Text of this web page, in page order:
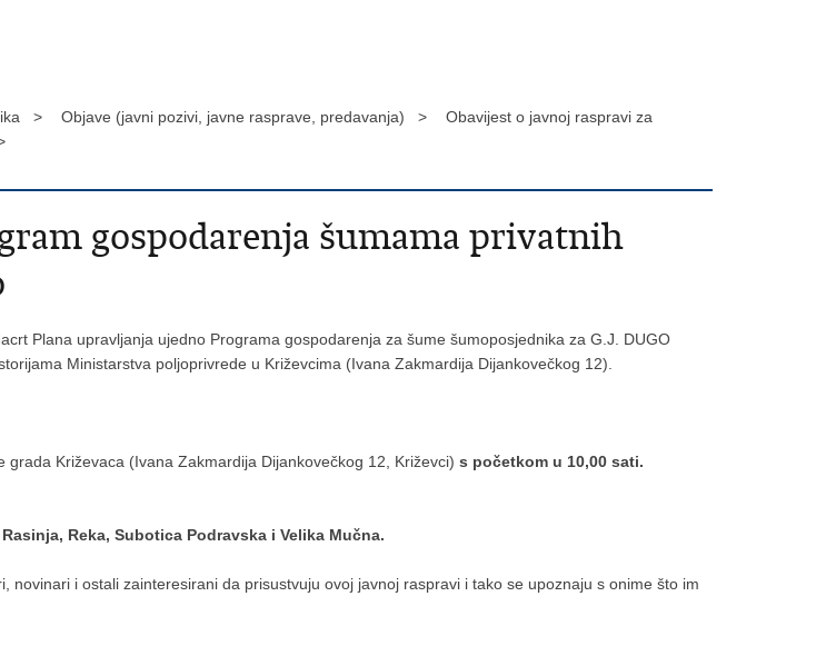
> Objave (javni pozivi, javne rasprave, predavanja) >
Obavijest o javnoj raspravi za
gospodarenja šumama privatnih
Plana upravljanja ujedno Programa gospodarenja za šume šumoposjednika za G.J. DUGO
Ministarstva poljoprivrede u Križevcima (Ivana Zakmardija Dijankovečkog 12).
grada Križevaca (Ivana Zakmardija Dijankovečkog 12, Križevci) s početkom u 10,00 sati.
Rasinja, Reka, Subotica Podravska i Velika Mučna.
i ostali zainteresirani da prisustvuju ovoj javnoj raspravi i tako se upoznaju s onime što im